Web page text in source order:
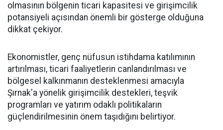
olmasının bölgenin ticari kapasitesi ve girişimcilik
potansiyeli açısından önemli bir gösterge olduğuna
dikkat çekiyor.
Ekonomistler, genç nüfusun istihdama katılımının
artırılması, ticari faaliyetlerin canlandırılması ve
bölgesel kalkınmanın desteklenmesi amacıyla
Şırnak'a yönelik girişimcilik destekleri, teşvik
programları ve yatırım odaklı politikaların
güçlendirilmesinin önem taşıdığını belirtiyor.